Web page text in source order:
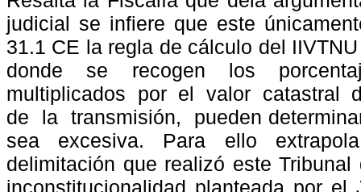
judicial se infiere que este
31.1 CE la regla de cálculo del IIVTNU
donde
se recogen los
multiplicados
por el valor catastral
de
la transmisión,
pueden
sea
excesiva. Para ello
extrapola
delimitación que realizó este
inconstitucionalidad planteada por el